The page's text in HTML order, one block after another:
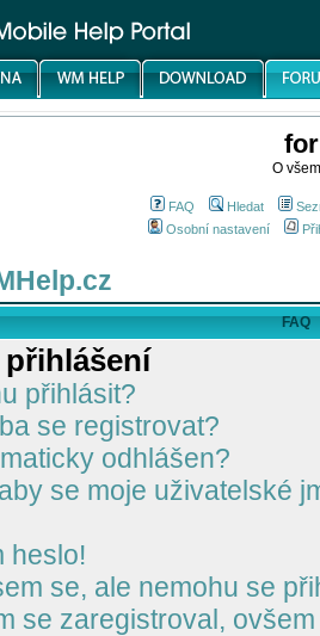
O
FAQ Hledat
Osobní nastavení
FAQ
přihlášení
přihlásit?
se registrovat?
odhlášen?
se moje uživatelské
heslo!
se, ale nemohu se
se zaregistroval,